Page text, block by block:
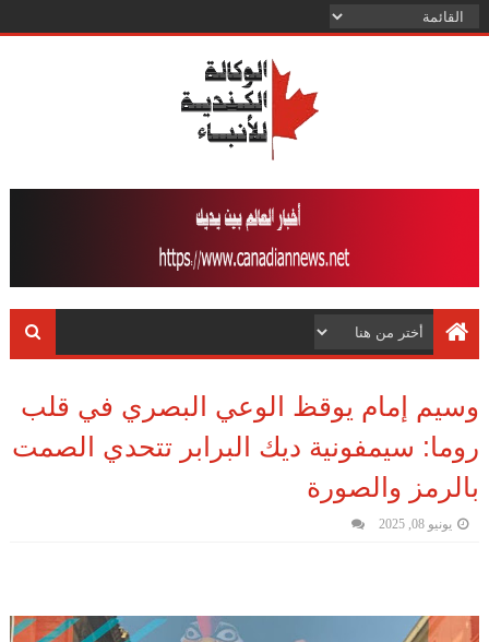
وسيم إمام يوقظ الوعي البصري في قلب
روما: سيمفونية ديك البرابر تتحدي الصمت
بالرمز والصورة
يونيو 08, 2025